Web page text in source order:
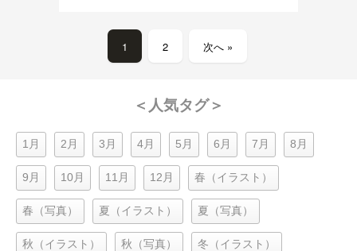
1 2 次へ »
＜人気タグ＞
1月 2月 3月 4月 5月 6月 7月 8月
9月 10月 11月 12月 春（イラスト）
春（写真） 夏（イラスト） 夏（写真）
秋（イラスト） 秋（写真） 冬（イラスト）